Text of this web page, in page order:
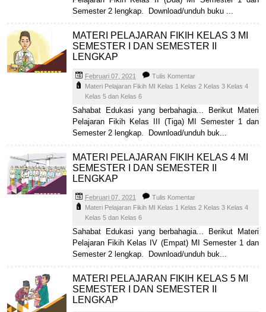
Semester 2 lengkap. Download/unduh buku ...
MATERI PELAJARAN FIKIH KELAS 3 MI
SEMESTER I DAN SEMESTER II
LENGKAP
Februari 07, 2021
Tulis Komentar
Materi Pelajaran Fikih MI Kelas 1 Kelas 2 Kelas 3 Kelas 4
Kelas 5 dan Kelas 6
Sahabat Edukasi yang berbahagia... Berikut Materi
Pelajaran Fikih Kelas III (Tiga) MI Semester 1 dan
Semester 2 lengkap. Download/unduh buk...
MATERI PELAJARAN FIKIH KELAS 4 MI
SEMESTER I DAN SEMESTER II
LENGKAP
Februari 07, 2021
Tulis Komentar
Materi Pelajaran Fikih MI Kelas 1 Kelas 2 Kelas 3 Kelas 4
Kelas 5 dan Kelas 6
Sahabat Edukasi yang berbahagia... Berikut Materi
Pelajaran Fikih Kelas IV (Empat) MI Semester 1 dan
Semester 2 lengkap. Download/unduh buk...
MATERI PELAJARAN FIKIH KELAS 5 MI
SEMESTER I DAN SEMESTER II
LENGKAP